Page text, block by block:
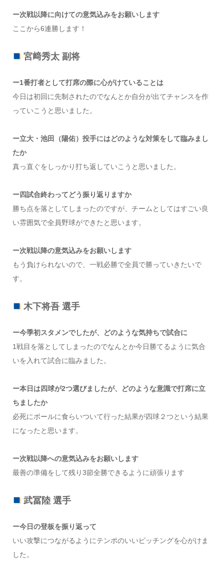
ー次戦以降に向けての意気込みをお願いします
ここから6連勝します！
宮﨑秀太 副将
ー1番打者として打席の際に心がけていることは
今日は初回に先制されたのでなんとか自分が出てチャンスを作
っていこうと思いました。
ー立大・池田（陽佑）投手にはどのような対策をして臨みまし
たか
真っ直ぐをしっかり打ち返していこうと思いました。
ー四試合終わってどう振り返りますか
勝ち点を落としてしまったのですが、チームとしてはすごい良
い雰囲気で全員野球ができたと思います。
ー次戦以降の意気込みをお願いします
もう負けられないので、一戦必勝で全員で勝っていきたいで
す。
木下将吾 選手
ー今季初スタメンでしたが、どのような気持ちで試合に
1戦目を落としてしまったのでなんとか今日勝てるように気合
いを入れて試合に臨みました。
ー本日は四球が2つ選びましたが、どのような意識で打席に立
ちましたか
必死にボールに食らいついて行った結果が四球２つという結果
になったと思います。
ー次戦以降への意気込みをお願いします
最善の準備をして残り3節全勝できるように頑張ります
武冨陸 選手
ー今日の登板を振り返って
いい攻撃につながるようにテンポのいいピッチングを心がけま
した。